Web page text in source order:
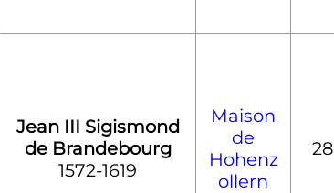
Jean III Sigismond
de Brandebourg
1572-1619
Maison
de
Hohenz
ollern